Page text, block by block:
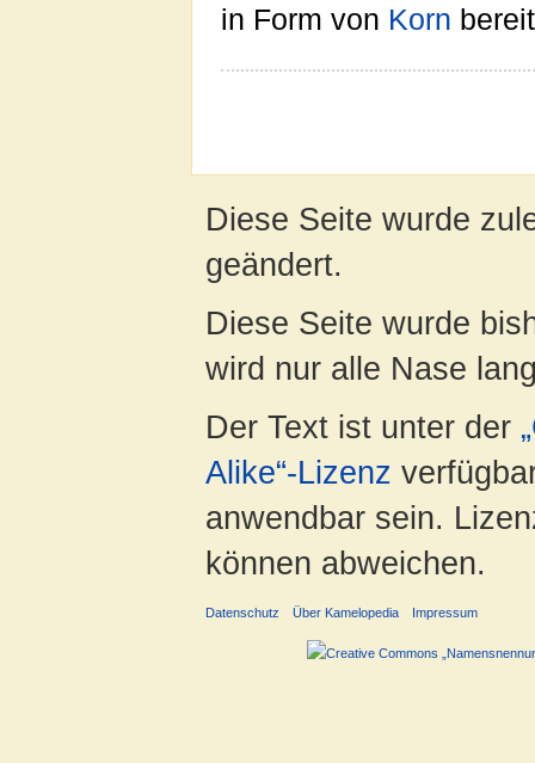
in Form von Korn
Diese Seite wurde
geändert.
Diese Seite wurde
wird nur alle Nase
Der Text ist unter der
Alike“-Lizenz
anwendbar sein.
können abweichen.
Datenschutz Über Kamelopedia Impressum